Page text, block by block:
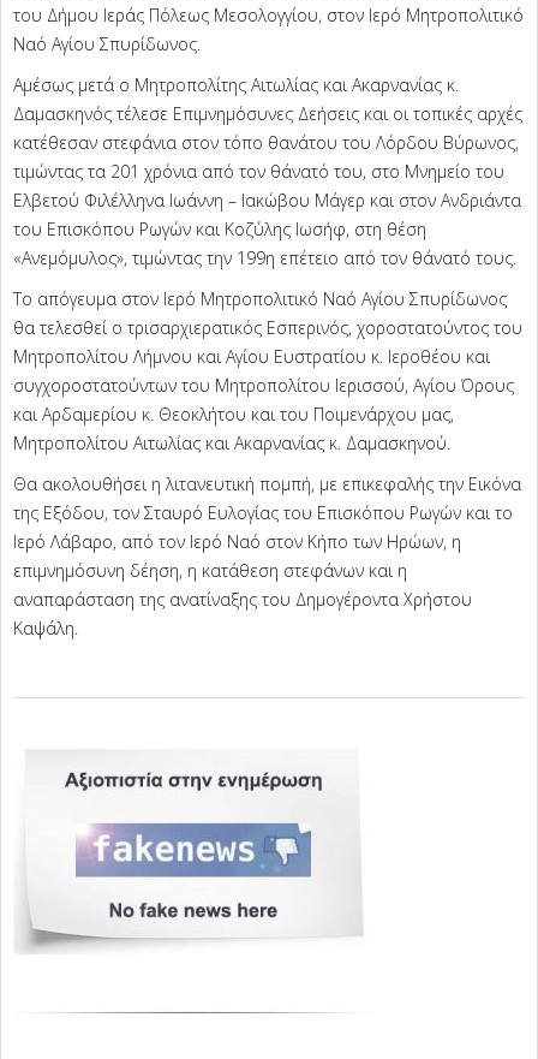
του Δήμου Ιεράς Πόλεως Μεσολογγίου, στον Ιερό Μητροπολιτικό
Ναό Αγίου Σπυρίδωνος.
Αμέσως μετά ο Μητροπολίτης Αιτωλίας και Ακαρνανίας κ.
Δαμασκηνός τέλεσε Επιμνημόσυνες Δεήσεις και οι τοπικές αρχές
κατέθεσαν στεφάνια στον τόπο θανάτου του Λόρδου Βύρωνος,
τιμώντας τα 201 χρόνια από τον θάνατό του, στο Μνημείο του
Ελβετού Φιλέλληνα Ιωάννη – Ιακώβου Μάγερ και στον Ανδριάντα
του Επισκόπου Ρωγών και Κοζύλης Ιωσήφ, στη θέση
«Ανεμόμυλος», τιμώντας την 199η επέτειο από τον θάνατό τους.
Το απόγευμα στον Ιερό Μητροπολιτικό Ναό Αγίου Σπυρίδωνος
θα τελεσθεί ο τρισαρχιερατικός Εσπερινός, χοροστατούντος του
Μητροπολίτου Λήμνου και Αγίου Ευστρατίου κ. Ιεροθέου και
συγχοροστατούντων του Μητροπολίτου Ιερισσού, Αγίου Όρους
και Αρδαμερίου κ. Θεοκλήτου και του Ποιμενάρχου μας,
Μητροπολίτου Αιτωλίας και Ακαρνανίας κ. Δαμασκηνού.
Θα ακολουθήσει η λιτανευτική πομπή, με επικεφαλής την Εικόνα
της Εξόδου, τον Σταυρό Ευλογίας του Επισκόπου Ρωγών και το
Ιερό Λάβαρο, από τον Ιερό Ναό στον Κήπο των Ηρώων, η
επιμνημόσυνη δέηση, η κατάθεση στεφάνων και η
αναπαράσταση της ανατίναξης του Δημογέροντα Χρήστου
Καψάλη.